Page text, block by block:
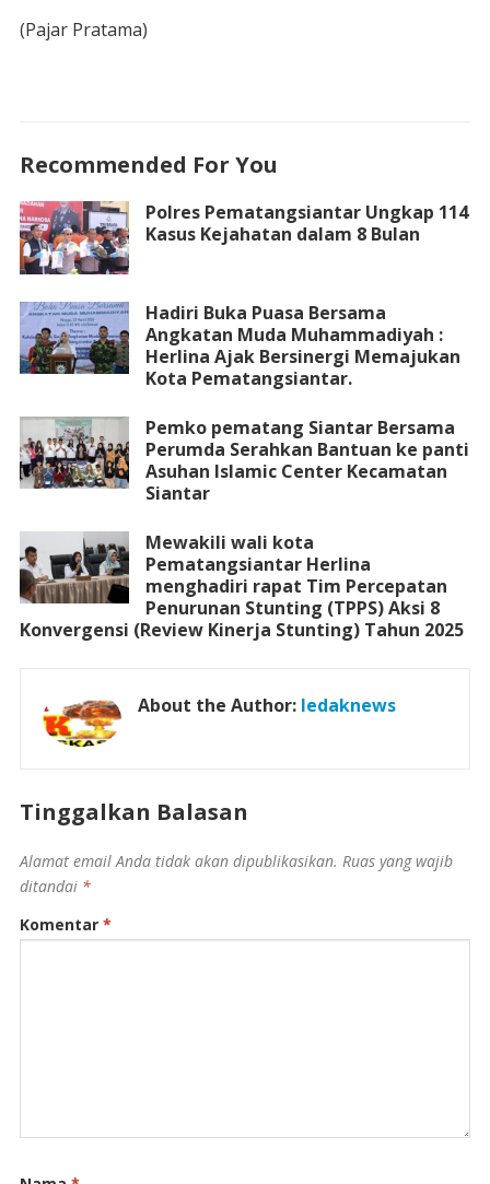
(Pajar Pratama)
Recommended For You
Polres Pematangsiantar Ungkap 114
Kasus Kejahatan dalam 8 Bulan
Hadiri Buka Puasa Bersama
Angkatan Muda Muhammadiyah :
Herlina Ajak Bersinergi Memajukan
Kota Pematangsiantar.
Pemko pematang Siantar Bersama
Perumda Serahkan Bantuan ke panti
Asuhan Islamic Center Kecamatan
Siantar
Mewakili wali kota
Pematangsiantar Herlina
menghadiri rapat Tim Percepatan
Penurunan Stunting (TPPS) Aksi 8
Konvergensi (Review Kinerja Stunting) Tahun 2025
About the Author: ledaknews
Tinggalkan Balasan
Alamat email Anda tidak akan dipublikasikan. Ruas yang wajib
ditandai *
Komentar *